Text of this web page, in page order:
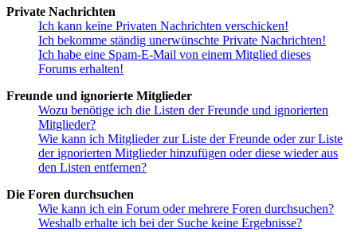
Private Nachrichten
Ich kann keine Privaten Nachrichten verschicken!
Ich bekomme ständig unerwünschte Private Nachrichten!
Ich habe eine Spam-E-Mail von einem Mitglied dieses
Forums erhalten!
Freunde und ignorierte Mitglieder
Wozu benötige ich die Listen der Freunde und ignorierten
Mitglieder?
Wie kann ich Mitglieder zur Liste der Freunde oder zur Liste
der ignorierten Mitglieder hinzufügen oder diese wieder aus
den Listen entfernen?
Die Foren durchsuchen
Wie kann ich ein Forum oder mehrere Foren durchsuchen?
Weshalb erhalte ich bei der Suche keine Ergebnisse?